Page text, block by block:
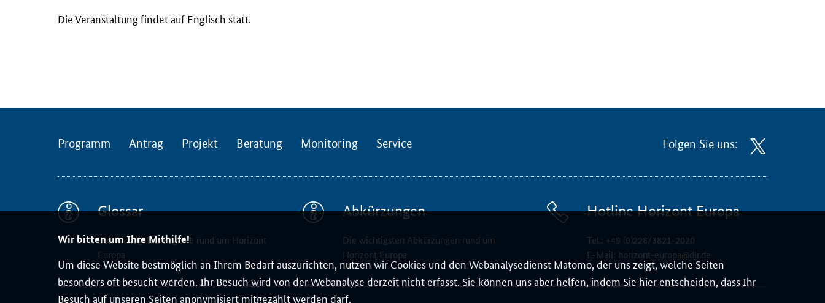
Wir bitten um Ihre Mithilfe!
Um diese Website bestmöglich an Ihrem Bedarf auszurichten, nutzen wir Cookies und den Webanalysedienst Matomo, der uns zeigt, welche Seiten
besonders oft besucht werden. Ihr Besuch wird von der Webanalyse derzeit nicht erfasst. Sie können uns aber helfen, indem Sie hier entscheiden, dass Ihr
Besuch auf unseren Seiten anonymisiert mitgezählt werden darf.
n
S
m
n
r
s
t
l
l
Die Veranstaltung findet auf Englisch statt.
Programm Antrag Projekt Beratung Monitoring Service Folgen Sie uns:
Glossar
Die wichtigsten Begriffe rund um Horizont
Europa
Abkürzungen
Die wichtigsten Abkürzungen rund um
Horizont Europa
Hotline Horizont Europa
Tel.: +49 (0)228/3821-2020
E-Mail: horizont-europa@dlr.de